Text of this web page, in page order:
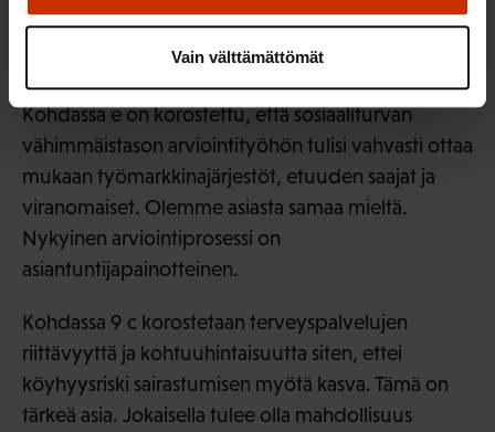
Vain välttämättömät
Kysymyksessä 9 pyritään antamaan kriteerejä
sosiaaliturvan vähimmäistason määrittelemiseen.
Kohdassa e on korostettu, että sosiaaliturvan
vähimmäistason arviointityöhön tulisi vahvasti ottaa
mukaan työmarkkinajärjestöt, etuuden saajat ja
viranomaiset. Olemme asiasta samaa mieltä.
Nykyinen arviointiprosessi on
asiantuntijapainotteinen.
Kohdassa 9 c korostetaan terveyspalvelujen
riittävyyttä ja kohtuuhintaisuutta siten, ettei
köyhyysriski sairastumisen myötä kasva. Tämä on
tärkeä asia. Jokaisella tulee olla mahdollisuus